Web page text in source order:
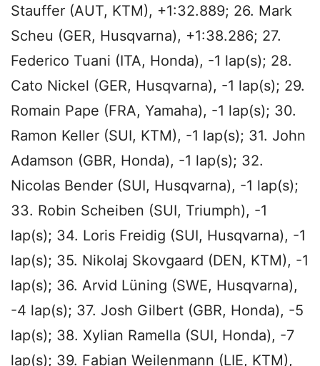
Stauffer (AUT, KTM), +1:32.889; 26. Mark
Scheu (GER, Husqvarna), +1:38.286; 27.
Federico Tuani (ITA, Honda), -1 lap(s); 28.
Cato Nickel (GER, Husqvarna), -1 lap(s); 29.
Romain Pape (FRA, Yamaha), -1 lap(s); 30.
Ramon Keller (SUI, KTM), -1 lap(s); 31. John
Adamson (GBR, Honda), -1 lap(s); 32.
Nicolas Bender (SUI, Husqvarna), -1 lap(s);
33. Robin Scheiben (SUI, Triumph), -1
lap(s); 34. Loris Freidig (SUI, Husqvarna), -1
lap(s); 35. Nikolaj Skovgaard (DEN, KTM), -1
lap(s); 36. Arvid Lüning (SWE, Husqvarna),
-4 lap(s); 37. Josh Gilbert (GBR, Honda), -5
lap(s); 38. Xylian Ramella (SUI, Honda), -7
lap(s); 39. Fabian Weilenmann (LIE, KTM),